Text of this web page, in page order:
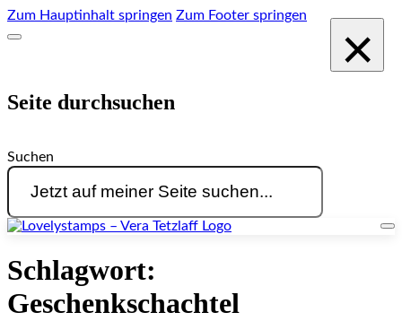
Zum Hauptinhalt springen Zum Footer springen
Seite durchsuchen
Suchen
×
Schlagwort:
Geschenkschachtel